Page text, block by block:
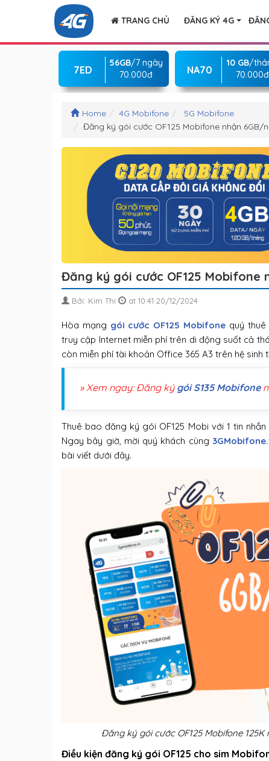
TRANG CHỦ ĐĂNG KÝ 4G
7ED
56GB/7 ngày
70.000đ
NA70
10 GB/
70.000đ
Home 4G Mobifone
5G Mobifone
Đăng ký gói cước OF125 Mobifone nhận 6GB/
Đăng ký gói cước OF125 Mobifone
Bởi: Kim Thi at 10:41 20/12/2024
Hòa mạng gói cước OF125 Mobifone quý
truy cập Internet miễn phí trên di động suốt cả
còn miễn phí tài khoản Office 365 A3 trên hệ sinh
» Xem ngay: Đăng ký gói S135 Mobifone
Thuê bao đăng ký gói OF125 Mobi với 1 tin
Ngay bây giờ, mời quý khách cùng
bài viết dưới đây.
Đăng ký gói cước OF125 Mobifone
Điều kiện đăng ký gói OF125 cho sim